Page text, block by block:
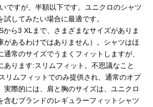
ですが、半額以下です。ユニクロのシャツ
してみたい場合に最適です。
から3 XLまで、さまざまなサイズがありま
があるわけではありません）。シャツはほ
通常のサイズでうまくフィットしますが、
あります:スリムフィット。不思議なこと
リムフィットでのみ提供され、通常のオプ
実際的には、肩と胸のサイズは、ユニクロ
含むブランドのレギュラーフィットシャツ